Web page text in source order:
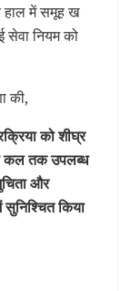
हाल में समूह ख
सेवा नियम को
की,
को शीघ्र
कल तक उपलब्ध
और
सुनिश्चित किया